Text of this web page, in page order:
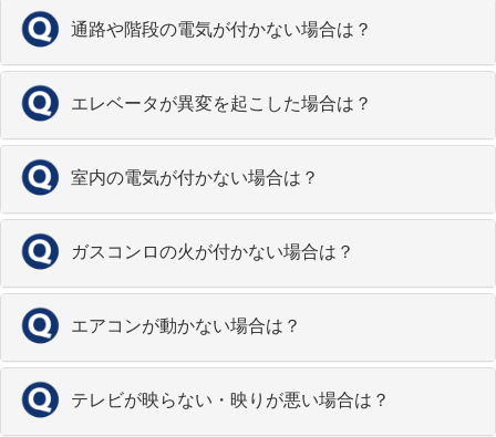
通路や階段の電気が付かない場合は？
エレベータが異変を起こした場合は？
室内の電気が付かない場合は？
ガスコンロの火が付かない場合は？
エアコンが動かない場合は？
テレビが映らない・映りが悪い場合は？